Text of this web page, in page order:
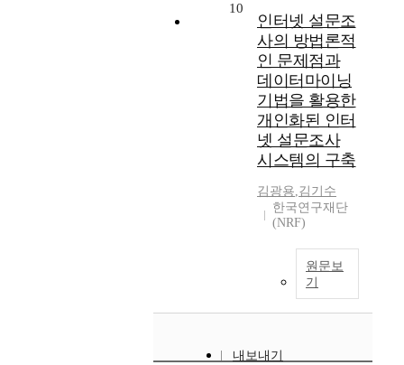
10
인터넷 설문조
사의 방법론적
인 문제점과
데이터마이닝
기법을 활용한
개인화된 인터
넷 설문조사
시스템의 구축
김광용,김기수
한국연구재단
(NRF)
원문보
기
내보내기